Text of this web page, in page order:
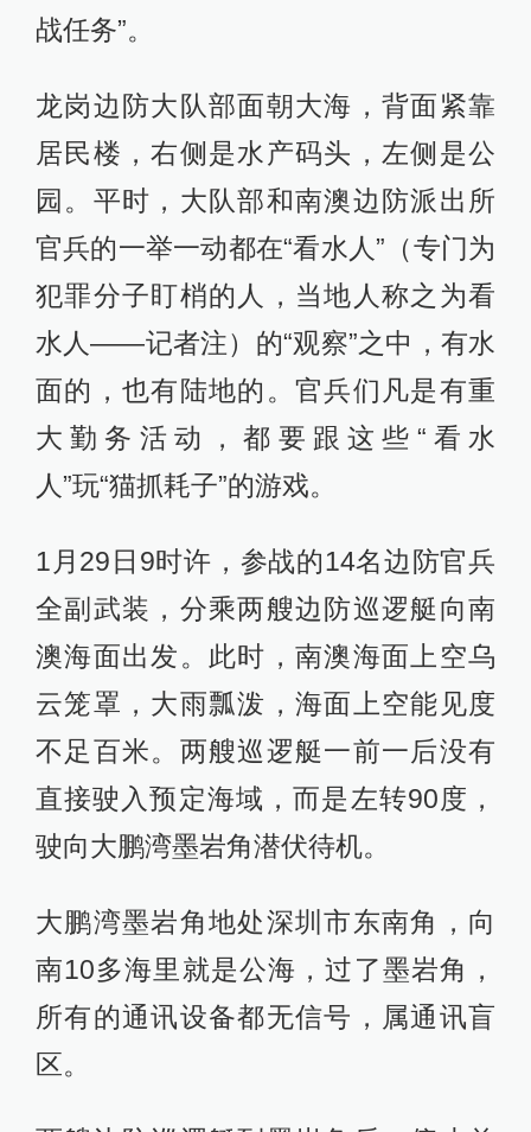
战任务”。
龙岗边防大队部面朝大海，背面紧靠
居民楼，右侧是水产码头，左侧是公
园。平时，大队部和南澳边防派出所
官兵的一举一动都在“看水人”（专门为
犯罪分子盯梢的人，当地人称之为看
水人——记者注）的“观察”之中，有水
面的，也有陆地的。官兵们凡是有重
大勤务活动，都要跟这些“看水
人”玩“猫抓耗子”的游戏。
1月29日9时许，参战的14名边防官兵
全副武装，分乘两艘边防巡逻艇向南
澳海面出发。此时，南澳海面上空乌
云笼罩，大雨瓢泼，海面上空能见度
不足百米。两艘巡逻艇一前一后没有
直接驶入预定海域，而是左转90度，
驶向大鹏湾墨岩角潜伏待机。
大鹏湾墨岩角地处深圳市东南角，向
南10多海里就是公海，过了墨岩角，
所有的通讯设备都无信号，属通讯盲
区。